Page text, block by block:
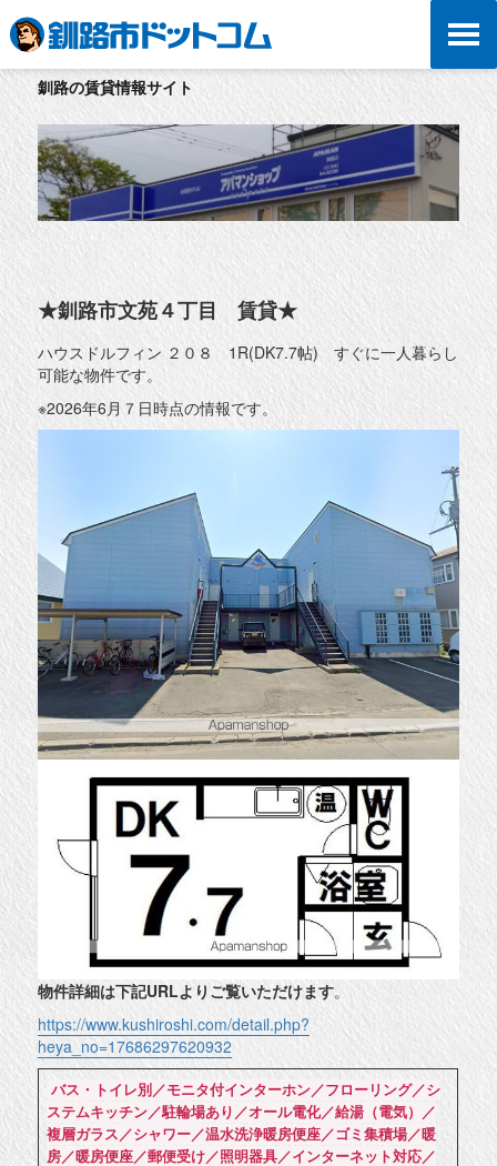
釧路の賃貸情報サイト
★釧路市文苑４丁目 賃貸★
ハウスドルフィン ２０８ 1R(DK7.7帖) すぐに一人暮らし
可能な物件です。
※2026年6月７日時点の情報です。
物件詳細は下記URLよりご覧いただけます。
https://www.kushiroshi.com/detail.php?
heya_no=17686297620932
バス・トイレ別／モニタ付インターホン／フローリング／シ
ステムキッチン／駐輪場あり／オール電化／給湯（電気）／
複層ガラス／シャワー／温水洗浄暖房便座／ゴミ集積場／暖
房／暖房便座／郵便受け／照明器具／インターネット対応／